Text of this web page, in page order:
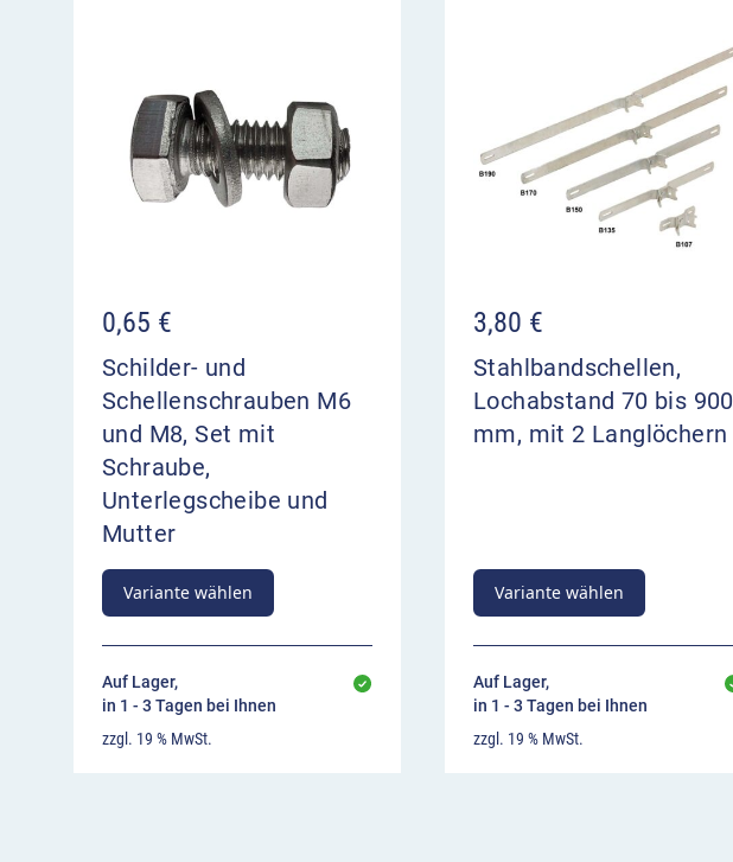
rechtsweisend im Überblick
gibt die Abbiegerichtung und wegweisende Informationen an
steht direkt am Entscheidungspunkt
Anbringung hinter der Abbiegestelle
0,65 €
Schilder- und
Schellenschrauben M6
und M8, Set mit
Schraube,
Unterlegscheibe und
Mutter
Variante wählen
Auf Lager,
in 1 - 3 Tagen bei Ihnen
zzgl. 19 % MwSt.
3,80 €
Stahlbandschellen,
Lochabstand 70 bis 900
mm, mit 2 Langlöchern
Variante wählen
Auf Lager,
in 1 - 3 Tagen bei Ihnen
zzgl. 19 % MwSt.